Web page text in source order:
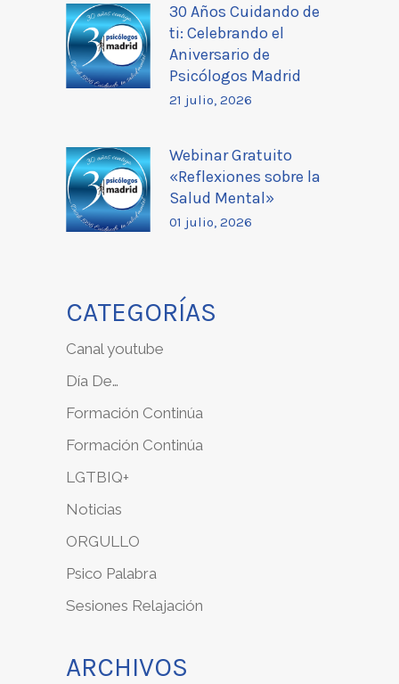
30 Años Cuidando de
ti: Celebrando el
Aniversario de
Psicólogos Madrid
21 julio, 2026
Webinar Gratuito
«Reflexiones sobre la
Salud Mental»
01 julio, 2026
CATEGORÍAS
Canal youtube
Día De…
Formación Continúa
Formación Continúa
LGTBIQ+
Noticias
ORGULLO
Psico Palabra
Sesiones Relajación
ARCHIVOS